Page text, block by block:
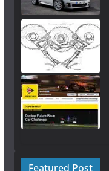
Featured Post